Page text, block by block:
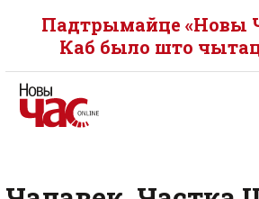
Падтрымайце «Новы
Каб было што